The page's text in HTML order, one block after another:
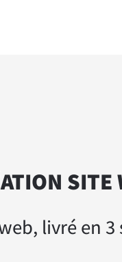
SITE
livré en 3